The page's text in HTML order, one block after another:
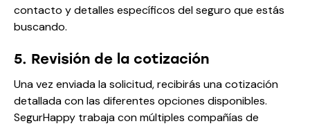
contacto y detalles específicos del seguro que estás
buscando.
5. Revisión de la cotización
Una vez enviada la solicitud, recibirás una cotización
detallada con las diferentes opciones disponibles.
SegurHappy trabaja con múltiples compañías de